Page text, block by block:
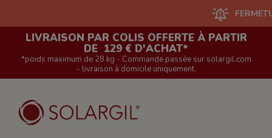
FERMETURE
LIVRAISON PAR COLIS OFFERTE À PARTIR
DE 129 € D'ACHAT*
*poids maximum de 28 kg - Commande passée sur solargil.com
- livraison à domicile uniquement.